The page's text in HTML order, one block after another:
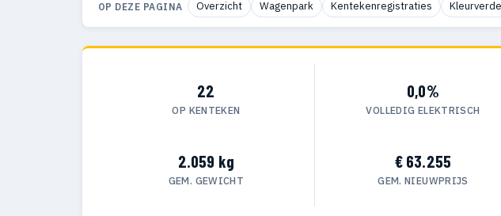
OP DEZE PAGINA Overzicht Wagenpark Kentekenregistraties
22
OP KENTEKEN
0,0%
VOLLEDIG ELEKTRISCH
2.059 kg
GEM. GEWICHT
€ 63.255
GEM. NIEUWPRIJS